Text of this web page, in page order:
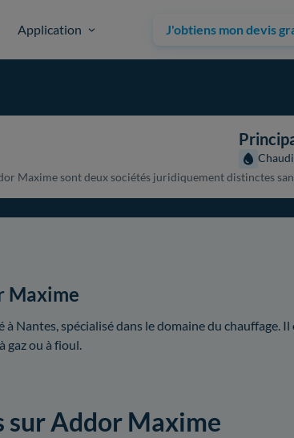
Application J'obtiens mon devis
Maxime sont deux sociétés juridiquement distinctes
Maxime
Nantes, spécialisé dans le domaine du chauffage.
gaz ou à fioul.
sur Addor Maxime